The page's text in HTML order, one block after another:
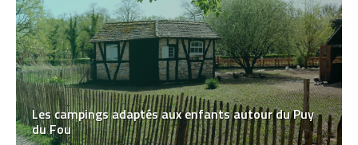
Les campings adaptés aux enfants autour du Puy
du Fou